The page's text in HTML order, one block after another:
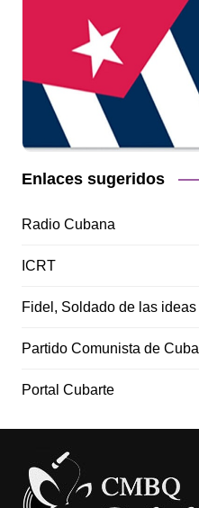
Enlaces sugeridos
Radio Cubana
ICRT
Fidel, Soldado de las ideas
Partido Comunista de Cuba
Portal Cubarte